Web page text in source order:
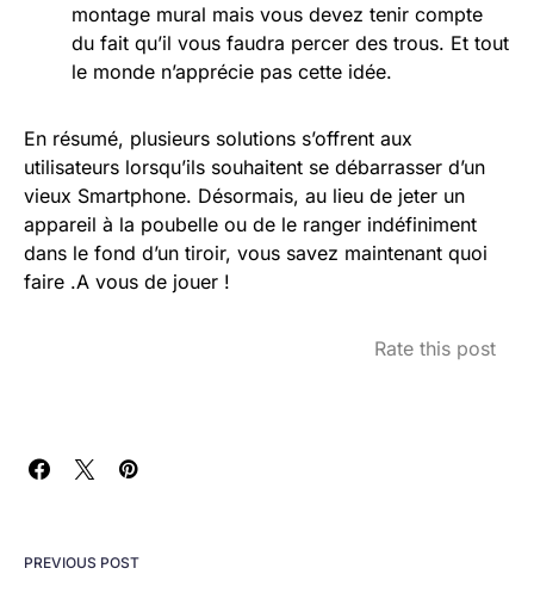
montage mural mais vous devez tenir compte
du fait qu’il vous faudra percer des trous. Et tout
le monde n’apprécie pas cette idée.
En résumé, plusieurs solutions s’offrent aux
utilisateurs lorsqu’ils souhaitent se débarrasser d’un
vieux Smartphone. Désormais, au lieu de jeter un
appareil à la poubelle ou de le ranger indéfiniment
dans le fond d’un tiroir, vous savez maintenant quoi
faire .A vous de jouer !
Rate this post
PREVIOUS POST